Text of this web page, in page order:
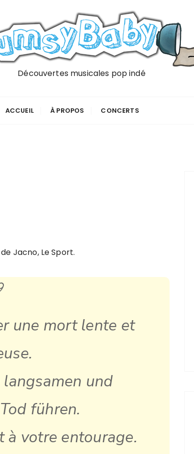
Découvertes musicales pop indé
ACCUEIL À PROPOS CONCERTS
Jacno, Le Sport.
une mort lente et
und
führen.
à votre entourage.